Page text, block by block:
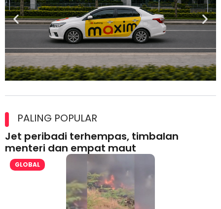
lesen separuh pertama 2026
PALING POPULAR
Jet peribadi terhempas, timbalan
menteri dan empat maut
GLOBAL